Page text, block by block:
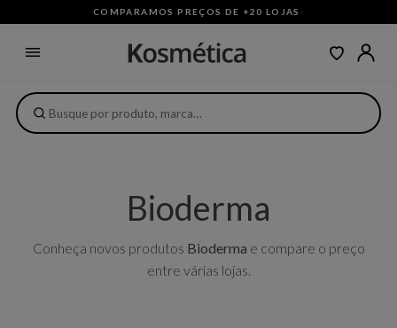
COMPARAMOS PREÇOS DE +20 LOJAS ·
Bioderma
Conheça novos produtos Bioderma e compare o preço
entre várias lojas.